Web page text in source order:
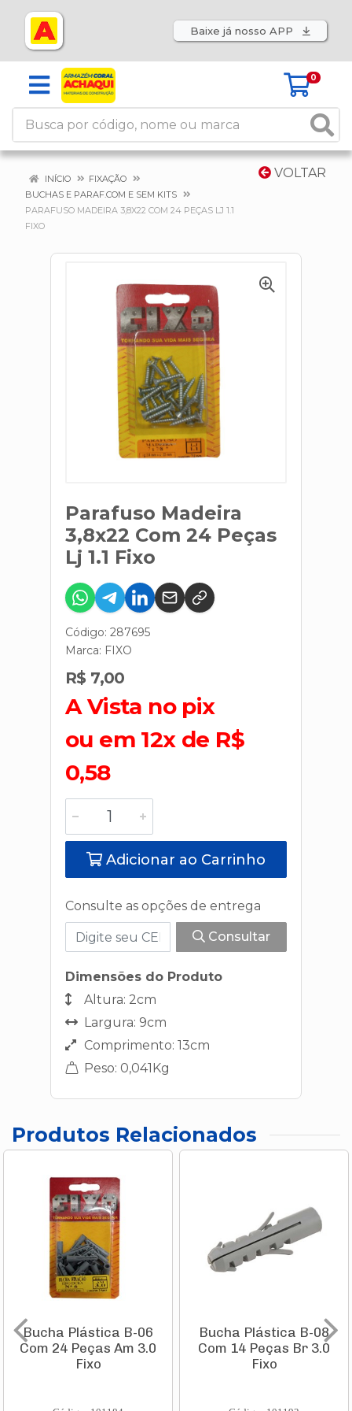
Baixe já nosso APP
0
VOLTAR
INÍCIO
FIXAÇÃO
BUCHAS E PARAF.COM E SEM KITS
PARAFUSO MADEIRA 3,8X22 COM 24 PEÇAS LJ 1.1
FIXO
Parafuso Madeira
3,8x22 Com 24 Peças
Lj 1.1 Fixo
Código: 287695
Marca: FIXO
R$ 7,00
A Vista no pix
ou em 12x de R$
0,58
Adicionar ao Carrinho
Consulte as opções de entrega
Consultar
Dimensões do Produto
Altura: 2cm
Largura: 9cm
Comprimento: 13cm
Peso: 0,041Kg
Produtos Relacionados
Bucha Plástica B-06
Com 24 Peças Am 3.0
Fixo
Bucha Plástica B-08
Com 14 Peças Br 3.0
Fixo